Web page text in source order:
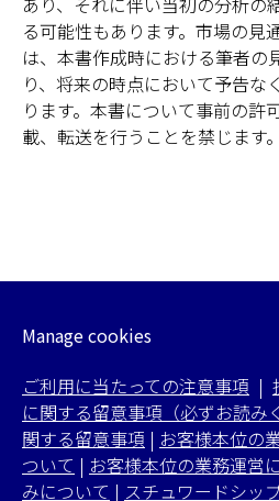
る可能性もあります。市場の見
は、本書作成時における筆者の
り、将来の時点において予告な
ります。本書について事前の許
載、転送を行うことを禁じます。
Manage cookies
ご利用に当たっての注意事項 |
に関する留意事項（必ずお読み
関する留意事項 | お客様本位の
ついて | お客様本位の業務運営
みについて | スチュワードシッ